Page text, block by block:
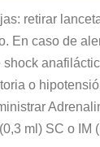
retirar
En caso de
o
ml) SC o IM